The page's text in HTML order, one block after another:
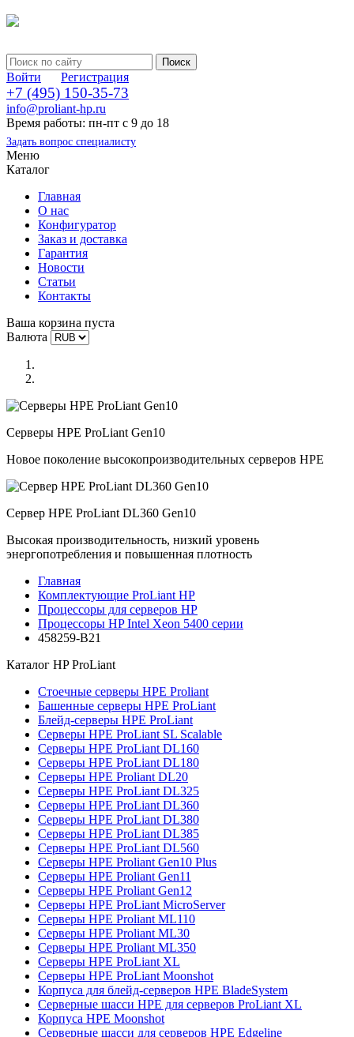
Войти Регистрация
+7 (495) 150-35-73
info@proliant-hp.ru
Время работы: пн-пт с 9 до 18
Задать вопрос специалисту
Меню
Каталог
Главная
О нас
Конфигуратор
Заказ и доставка
Гарантия
Новости
Статьи
Контакты
Ваша корзина пуста
Валюта
Серверы HPE ProLiant Gen10
Новое поколение высокопроизводительных серверов HPE
Сервер HPE ProLiant DL360 Gen10
Высокая производительность, низкий уровень
энергопотребления и повышенная плотность
Главная
Комплектующие ProLiant HP
Процессоры для серверов HP
Процессоры HP Intel Xeon 5400 серии
458259-B21
Каталог HP ProLiant
Стоечные серверы HPE Proliant
Башенные серверы HPE ProLiant
Блейд-серверы HPE ProLiant
Серверы HPE ProLiant SL Scalable
Серверы HPE ProLiant DL160
Серверы HPE ProLiant DL180
Серверы HPE Proliant DL20
Серверы HPE ProLiant DL325
Серверы HPE ProLiant DL360
Серверы HPE ProLiant DL380
Серверы HPE ProLiant DL385
Серверы HPE ProLiant DL560
Серверы HPE Proliant Gen10 Plus
Серверы HPE Proliant Gen11
Серверы HPE Proliant Gen12
Серверы HPE ProLiant MicroServer
Серверы HPE Proliant ML110
Серверы HPE Proliant ML30
Серверы HPE Proliant ML350
Серверы HPE ProLiant XL
Серверы HPE ProLiant Moonshot
Корпуса для блейд-серверов HPE BladeSystem
Серверные шасси HPE для серверов ProLiant XL
Корпуса HPE Moonshot
Серверные шасси для серверов HPE Edgeline